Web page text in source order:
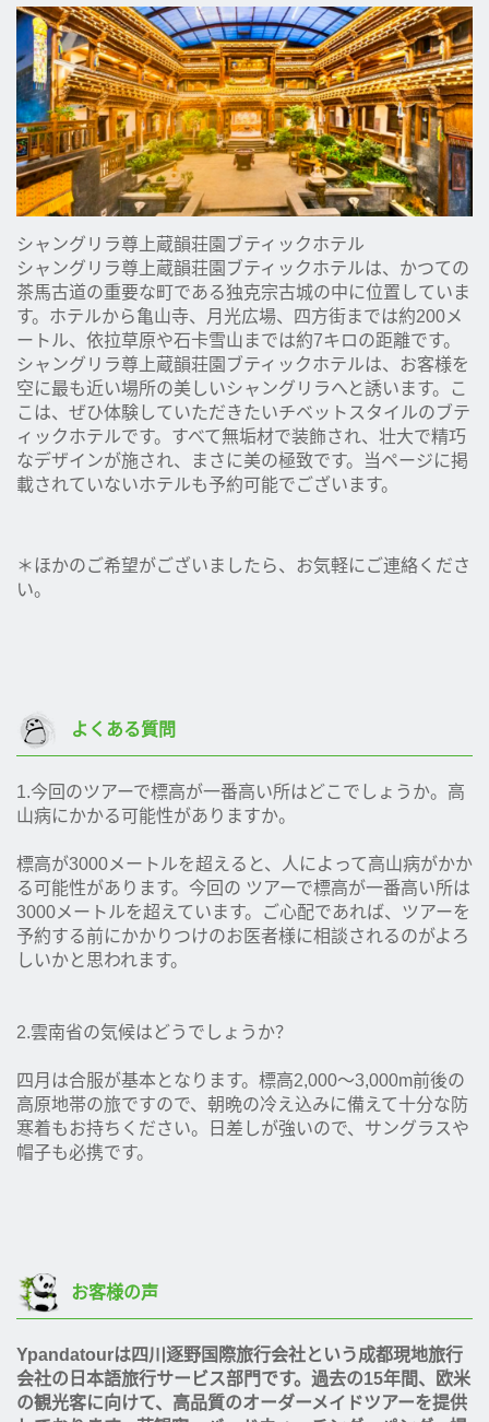
シャングリラ尊上蔵韻荘園ブティックホテル
シャングリラ尊上蔵韻荘園ブティックホテルは、かつての
茶馬古道の重要な町である独克宗古城の中に位置していま
す。ホテルから亀山寺、月光広場、四方街までは約200メ
ートル、依拉草原や石卡雪山までは約7キロの距離です。
シャングリラ尊上蔵韻荘園ブティックホテルは、お客様を
空に最も近い場所の美しいシャングリラへと誘います。こ
こは、ぜひ体験していただきたいチベットスタイルのブテ
ィックホテルです。すべて無垢材で装飾され、壮大で精巧
なデザインが施され、まさに美の極致です。当ページに掲
載されていないホテルも予約可能でございます。
＊ほかのご希望がございましたら、お気軽にご連絡くださ
い。
よくある質問
1.今回のツアーで標高が一番高い所はどこでしょうか。高
山病にかかる可能性がありますか。
標高が3000メートルを超えると、人によって高山病がかか
る可能性があります。今回の ツアーで標高が一番高い所は
3000メートルを超えています。ご心配であれば、ツアーを
予約する前にかかりつけのお医者様に相談されるのがよろ
しいかと思われます。
2.雲南省の気候はどうでしょうか？
四月は合服が基本となります。標高2,000〜3,000m前後の
高原地帯の旅ですので、朝晩の冷え込みに備えて十分な防
寒着もお持ちください。日差しが強いので、サングラスや
帽子も必携です。
お客様の声
Ypandatourは四川逐野国際旅行会社という成都現地旅行
会社の日本語旅行サービス部門です。過去の15年間、欧米
の観光客に向けて、高品質のオーダーメイドツアーを提供